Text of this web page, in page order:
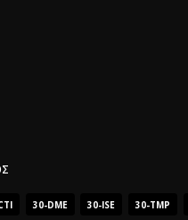
30-DME 30-ISE 30-TMP